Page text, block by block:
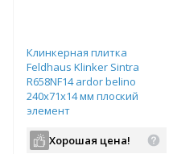
Клинкерная плитка
Feldhaus Klinker Sintra
R658NF14 ardor belino
240х71х14 мм плоский
элемент
Хорошая цена!